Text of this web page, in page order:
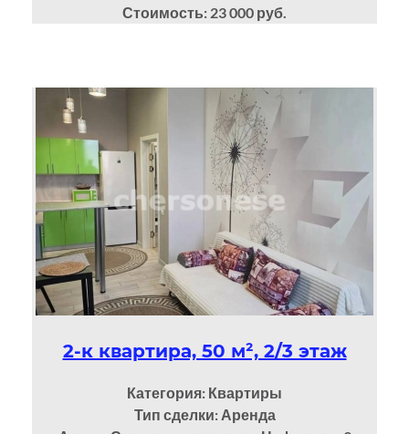
Стоимость: 23 000 руб.
2-к квартира, 50 м², 2/3 этаж
Категория: Квартиры
Тип сделки: Аренда